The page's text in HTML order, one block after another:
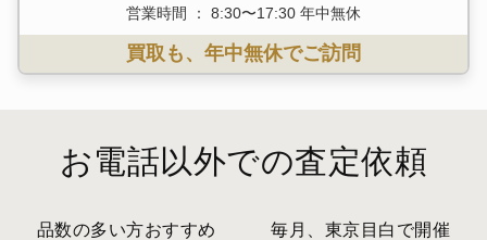
営業時間 ： 8:30〜17:30 年中無休
買取も、年中無休でご訪問
お電話以外での査定依頼
品数の多い方おすすめ 毎月、東京目白で開催